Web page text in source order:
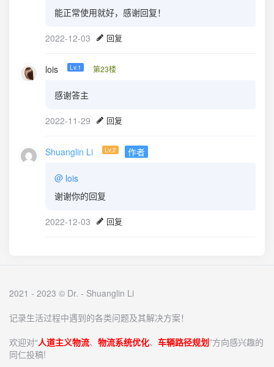
能正常使用就好，感谢回复！
2022-12-03 回复
lois Lv.1 第23楼
感谢答主
2022-11-29 回复
Shuanglin Li Lv.2 作者
@ lois
谢谢你的回复
2022-12-03 回复
2021 - 2023 © Dr. - Shuanglin Li
记录生活过程中遇到的各类问题及其解决方案！
欢迎对“人道主义物流、 物流系统优化、 车辆路径规划”方向感兴趣的
同仁投稿!